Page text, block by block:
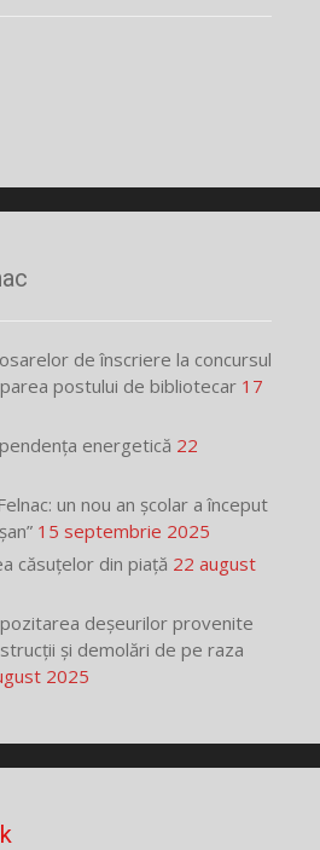
de înscriere la concursul
postului de bibliotecar 17
energetică 22
un nou an școlar a început
15 septembrie 2025
căsuțelor din piață 22 august
deșeurilor provenite
și demolări de pe raza
2025